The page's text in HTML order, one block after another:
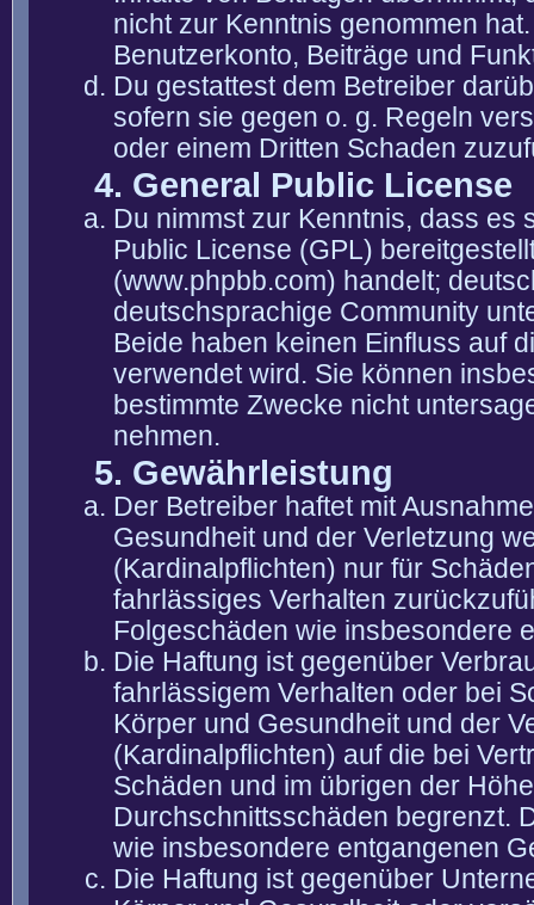
nicht zur Kenntnis genommen
Benutzerkonto, Beiträge und
Du gestattest dem Betreiber
sofern sie gegen o. g. Regeln
oder einem Dritten Schaden
4. General Public License
Du nimmst zur Kenntnis, dass es
Public License (GPL)
(www.phpbb.com) handelt;
deutschsprachige Community
Beide haben keinen Einfluss auf
verwendet wird. Sie können
bestimmte Zwecke nicht
nehmen.
5. Gewährleistung
Der Betreiber haftet mit
Gesundheit und der Verletzung
(Kardinalpflichten) nur für
fahrlässiges Verhalten
Folgeschäden wie insbesondere
Die Haftung ist gegenüber
fahrlässigem Verhalten oder bei
Körper und Gesundheit und der
(Kardinalpflichten) auf die bei
Schäden und im übrigen der
Durchschnittsschäden begrenzt.
wie insbesondere entgangenen
Die Haftung ist gegenüber